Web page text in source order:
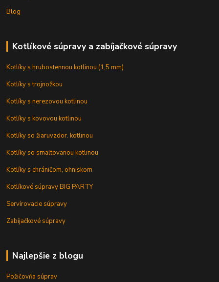
Blog
Kotlíkové súpravy a zabíjačkové súpravy
Kotlíky s hrubostennou kotlinou (1,5 mm)
Kotlíky s trojnožkou
Kotlíky s nerezovou kotlinou
Kotlíky s kovovou kotlinou
Kotlíky so žiaruvzdor. kotlinou
Kotlíky so smaltovanou kotlinou
Kotlíky s chráničom, ohniskom
Kotlíkové súpravy BIG PARTY
Servírovacie súpravy
Zabíjačkové súpravy
Najlepšie z blogu
Požičovňa súprav